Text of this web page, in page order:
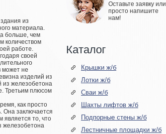
из
материала.
больше, чем
количеством
работе.
своей
может не
изделий из
из железобетона
Третьим плюсом
как просто
Она заключается
является то, что
железобетона
Оставьте заявку или
просто напишите
нам!
Каталог
Крышки ж/б
Лотки ж/б
Сваи ж/б
Шахты лифтов ж/б
Подпорные стены ж/б
Лестничные площадки ж/б